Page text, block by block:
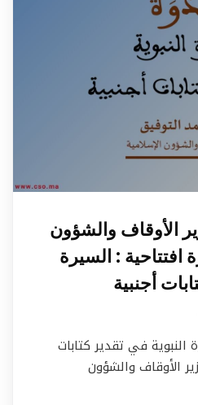
الأوقاف والشؤون
افتتاحية : السيرة
أجنبية
النبوية في تقدير كتابات
الأوقاف والشؤون